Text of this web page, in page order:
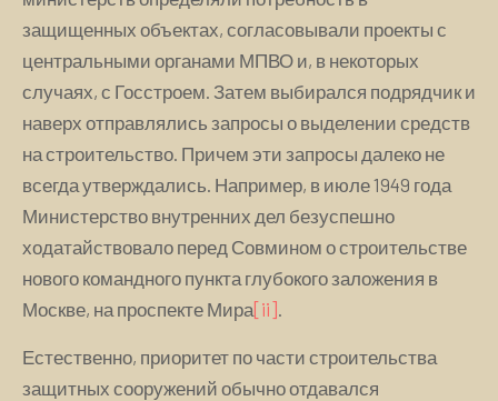
защищенных объектах, согласовывали проекты с
центральными органами МПВО и, в некоторых
случаях, с Госстроем. Затем выбирался подрядчик и
наверх отправлялись запросы о выделении средств
на строительство. Причем эти запросы далеко не
всегда утверждались. Например, в июле 1949 года
Министерство внутренних дел безуспешно
ходатайствовало перед Совмином о строительстве
нового командного пункта глубокого заложения в
Москве, на проспекте Мира[ii].
Естественно, приоритет по части строительства
защитных сооружений обычно отдавался